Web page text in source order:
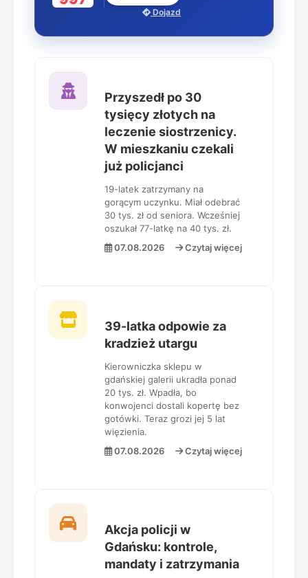
Dojazd
Przyszedł po 30
tysięcy złotych na
leczenie siostrzenicy.
W mieszkaniu czekali
już policjanci
19-latek zatrzymany na
gorącym uczynku. Miał odebrać
30 tys. zł od seniora. Wcześniej
oszukał 77-latkę na 40 tys. zł.
07.08.2026
Czytaj więcej
39-latka odpowie za
kradzież utargu
Kierowniczka sklepu w
gdańskiej galerii ukradła ponad
20 tys. zł. Wpadła, bo
konwojenci dostali kopertę bez
gotówki. Teraz grozi jej 5 lat
więzienia.
07.08.2026
Czytaj więcej
Akcja policji w
Gdańsku: kontrole,
mandaty i zatrzymania